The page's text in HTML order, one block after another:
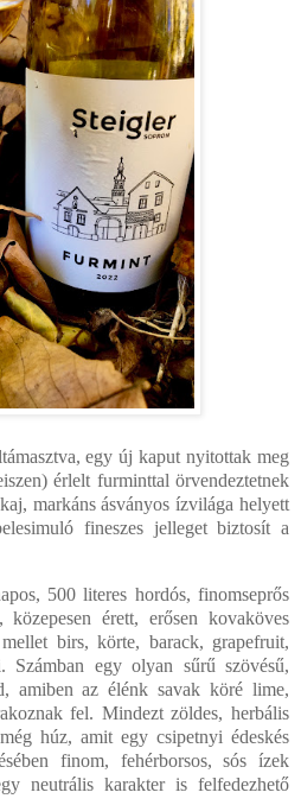
egy új kaput nyitottak meg
érlelt furminttal örvendeztetnek
markáns ásványos ízvilága helyett
fineszes jelleget biztosít a
500 literes hordós, finomseprős
közepesen érett, erősen kovaköves
birs, körte, barack, grapefruit,
Számban egy olyan sűrű szövésű,
amiben az élénk savak köré lime,
fel. Mindezt zöldes, herbális
húz, amit egy csipetnyi édeskés
finom, fehérborsos, sós ízek
neutrális karakter is felfedezhető